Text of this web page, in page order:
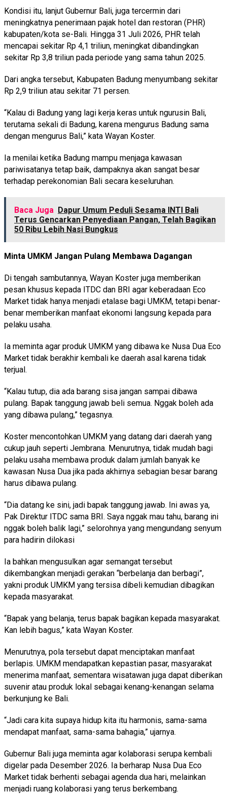
Kondisi itu, lanjut Gubernur Bali, juga tercermin dari
meningkatnya penerimaan pajak hotel dan restoran (PHR)
kabupaten/kota se-Bali. Hingga 31 Juli 2026, PHR telah
mencapai sekitar Rp 4,1 triliun, meningkat dibandingkan
sekitar Rp 3,8 triliun pada periode yang sama tahun 2025.
Dari angka tersebut, Kabupaten Badung menyumbang sekitar
Rp 2,9 triliun atau sekitar 71 persen.
“Kalau di Badung yang lagi kerja keras untuk ngurusin Bali,
terutama sekali di Badung, karena mengurus Badung sama
dengan mengurus Bali,” kata Wayan Koster.
Ia menilai ketika Badung mampu menjaga kawasan
pariwisatanya tetap baik, dampaknya akan sangat besar
terhadap perekonomian Bali secara keseluruhan.
Baca Juga Dapur Umum Peduli Sesama INTI Bali
Terus Gencarkan Penyediaan Pangan, Telah Bagikan
50 Ribu Lebih Nasi Bungkus
Minta UMKM Jangan Pulang Membawa Dagangan
Di tengah sambutannya, Wayan Koster juga memberikan
pesan khusus kepada ITDC dan BRI agar keberadaan Eco
Market tidak hanya menjadi etalase bagi UMKM, tetapi benar-
benar memberikan manfaat ekonomi langsung kepada para
pelaku usaha.
Ia meminta agar produk UMKM yang dibawa ke Nusa Dua Eco
Market tidak berakhir kembali ke daerah asal karena tidak
terjual.
“Kalau tutup, dia ada barang sisa jangan sampai dibawa
pulang. Bapak tanggung jawab beli semua. Nggak boleh ada
yang dibawa pulang,” tegasnya.
Koster mencontohkan UMKM yang datang dari daerah yang
cukup jauh seperti Jembrana. Menurutnya, tidak mudah bagi
pelaku usaha membawa produk dalam jumlah banyak ke
kawasan Nusa Dua jika pada akhirnya sebagian besar barang
harus dibawa pulang.
“Dia datang ke sini, jadi bapak tanggung jawab. Ini awas ya,
Pak Direktur ITDC sama BRI. Saya nggak mau tahu, barang ini
nggak boleh balik lagi,” selorohnya yang mengundang senyum
para hadirin dilokasi
Ia bahkan mengusulkan agar semangat tersebut
dikembangkan menjadi gerakan “berbelanja dan berbagi”,
yakni produk UMKM yang tersisa dibeli kemudian dibagikan
kepada masyarakat.
“Bapak yang belanja, terus bapak bagikan kepada masyarakat.
Kan lebih bagus,” kata Wayan Koster.
Menurutnya, pola tersebut dapat menciptakan manfaat
berlapis. UMKM mendapatkan kepastian pasar, masyarakat
menerima manfaat, sementara wisatawan juga dapat diberikan
suvenir atau produk lokal sebagai kenang-kenangan selama
berkunjung ke Bali.
“Jadi cara kita supaya hidup kita itu harmonis, sama-sama
mendapat manfaat, sama-sama bahagia,” ujarnya.
Gubernur Bali juga meminta agar kolaborasi serupa kembali
digelar pada Desember 2026. Ia berharap Nusa Dua Eco
Market tidak berhenti sebagai agenda dua hari, melainkan
menjadi ruang kolaborasi yang terus berkembang.